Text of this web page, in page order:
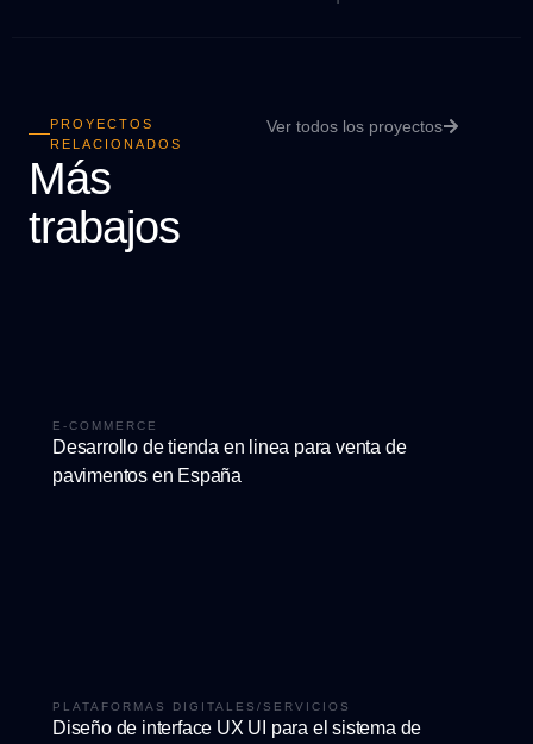
PROYECTOS
RELACIONADOS
Más
trabajos
Ver todos los proyectos
E-COMMERCE
Desarrollo de tienda en linea para venta de
pavimentos en España
PLATAFORMAS DIGITALES /SERVICIOS
Diseño de interface UX UI para el sistema de